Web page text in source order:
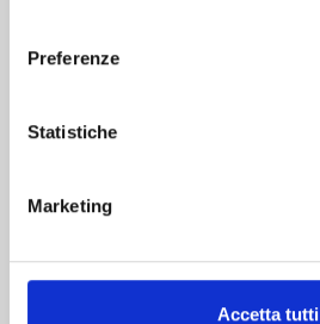
Preferenze
Statistiche
Marketing
Accetta tutti